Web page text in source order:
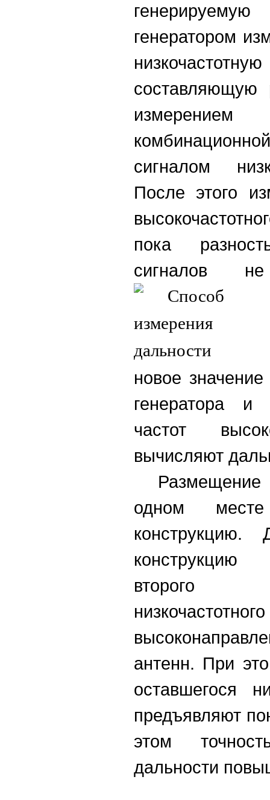
генератором
составляющую
сигналом
После этого
пока
сигналов
новое значение
генератора и
частот
вычисляют
Размещение
одном месте
конструкцию.
конструкцию
второго
антенн. При
оставшегося
предъявляют
этом
дальности